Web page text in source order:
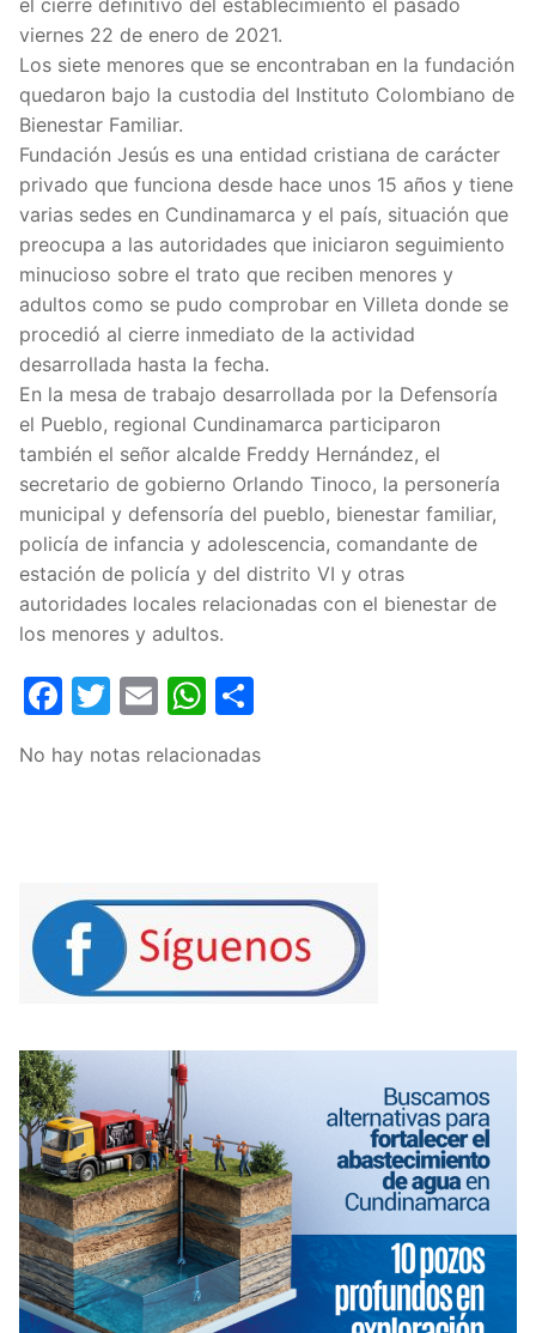
el cierre definitivo del establecimiento el pasado
viernes 22 de enero de 2021.
Los siete menores que se encontraban en la fundación
quedaron bajo la custodia del Instituto Colombiano de
Bienestar Familiar.
Fundación Jesús es una entidad cristiana de carácter
privado que funciona desde hace unos 15 años y tiene
varias sedes en Cundinamarca y el país, situación que
preocupa a las autoridades que iniciaron seguimiento
minucioso sobre el trato que reciben menores y
adultos como se pudo comprobar en Villeta donde se
procedió al cierre inmediato de la actividad
desarrollada hasta la fecha.
En la mesa de trabajo desarrollada por la Defensoría
el Pueblo, regional Cundinamarca participaron
también el señor alcalde Freddy Hernández, el
secretario de gobierno Orlando Tinoco, la personería
municipal y defensoría del pueblo, bienestar familiar,
policía de infancia y adolescencia, comandante de
estación de policía y del distrito VI y otras
autoridades locales relacionadas con el bienestar de
los menores y adultos.
Facebook
Twitter
EmailWhatsApp
No hay notas relacionadas